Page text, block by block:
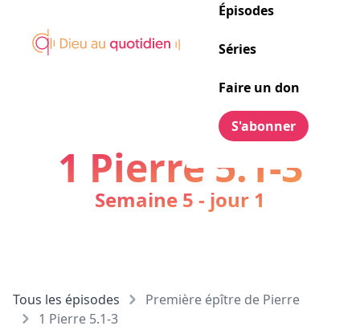
Épisodes
Séries
Faire un don
S'abonner
1 Pierre 5.1-3
Semaine 5 - jour 1
Tous les épisodes
Première épître de Pierre
1 Pierre 5.1-3